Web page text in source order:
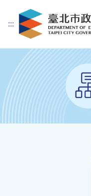
跳到主要內容
:::